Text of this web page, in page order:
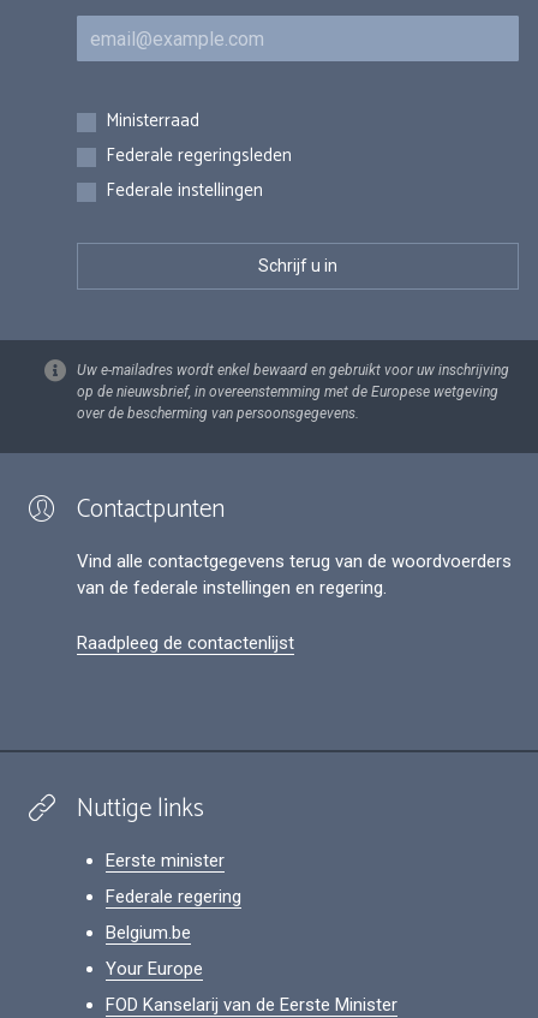
E-mail
Inschrijvingen
Ministerraad
Federale regeringsleden
Federale instellingen
Uw e-mailadres wordt enkel bewaard en gebruikt voor uw inschrijving
op de nieuwsbrief, in overeenstemming met de Europese wetgeving
over de bescherming van persoonsgegevens.
Contactpunten
Vind alle contactgegevens terug van de woordvoerders
van de federale instellingen en regering.
Raadpleeg de contactenlijst
Nuttige links
Eerste minister
Federale regering
Belgium.be
Your Europe
FOD Kanselarij van de Eerste Minister